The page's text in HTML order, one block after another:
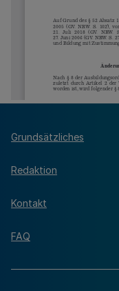
Grundsätzliches
Redaktion
Kontakt
FAQ